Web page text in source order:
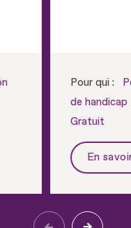
Pour qui :
de handicap
Gratuit
En